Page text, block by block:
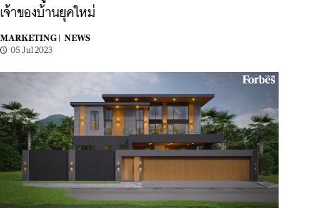
เจ้าของบ้านยุคใหม่
MARKETING |
NEWS
05 Jul 2023